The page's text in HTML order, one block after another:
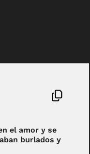
el amor y se
burlados y